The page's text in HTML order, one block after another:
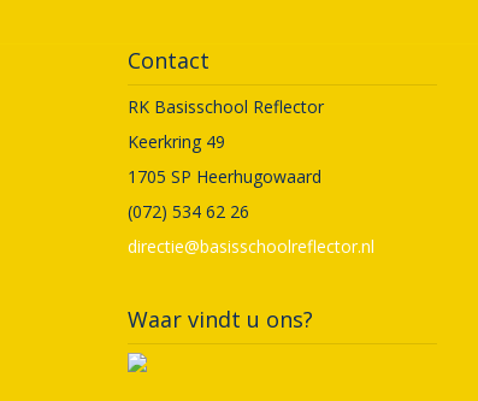
Contact
RK Basisschool Reflector
Keerkring 49
1705 SP Heerhugowaard
(072) 534 62 26
directie@basisschoolreflector.nl
Waar vindt u ons?